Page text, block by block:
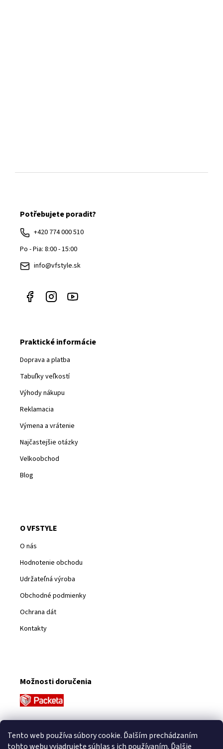
Tento web používa súbory cookie. Ďalším prechádzaním
tohto webu vyjadrujete súhlas s ich používaním. Ďalšie
Potřebujete poradit?
+420 774 000 510
Po - Pia: 8:00 - 15:00
info@vfstyle.sk
Praktické informácie
Doprava a platba
Tabuľky veľkostí
Výhody nákupu
Reklamacia
Výmena a vrátenie
Najčastejšie otázky
Velkoobchod
Blog
O VFSTYLE
O nás
Hodnotenie obchodu
Udržateľná výroba
Obchodné podmienky
Ochrana dát
Kontakty
Možnosti doručenia